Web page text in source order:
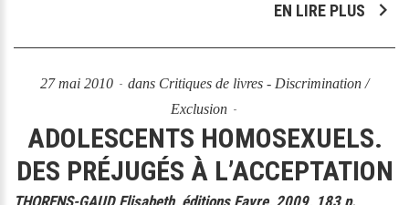
EN LIRE PLUS
27 mai 2010 dans Critiques de livres - Discrimination /
Exclusion
ADOLESCENTS HOMOSEXUELS.
DES PRÉJUGÉS À L’ACCEPTATION
THORENS-GAUD Elisabeth, éditions Favre, 2009, 183 p.